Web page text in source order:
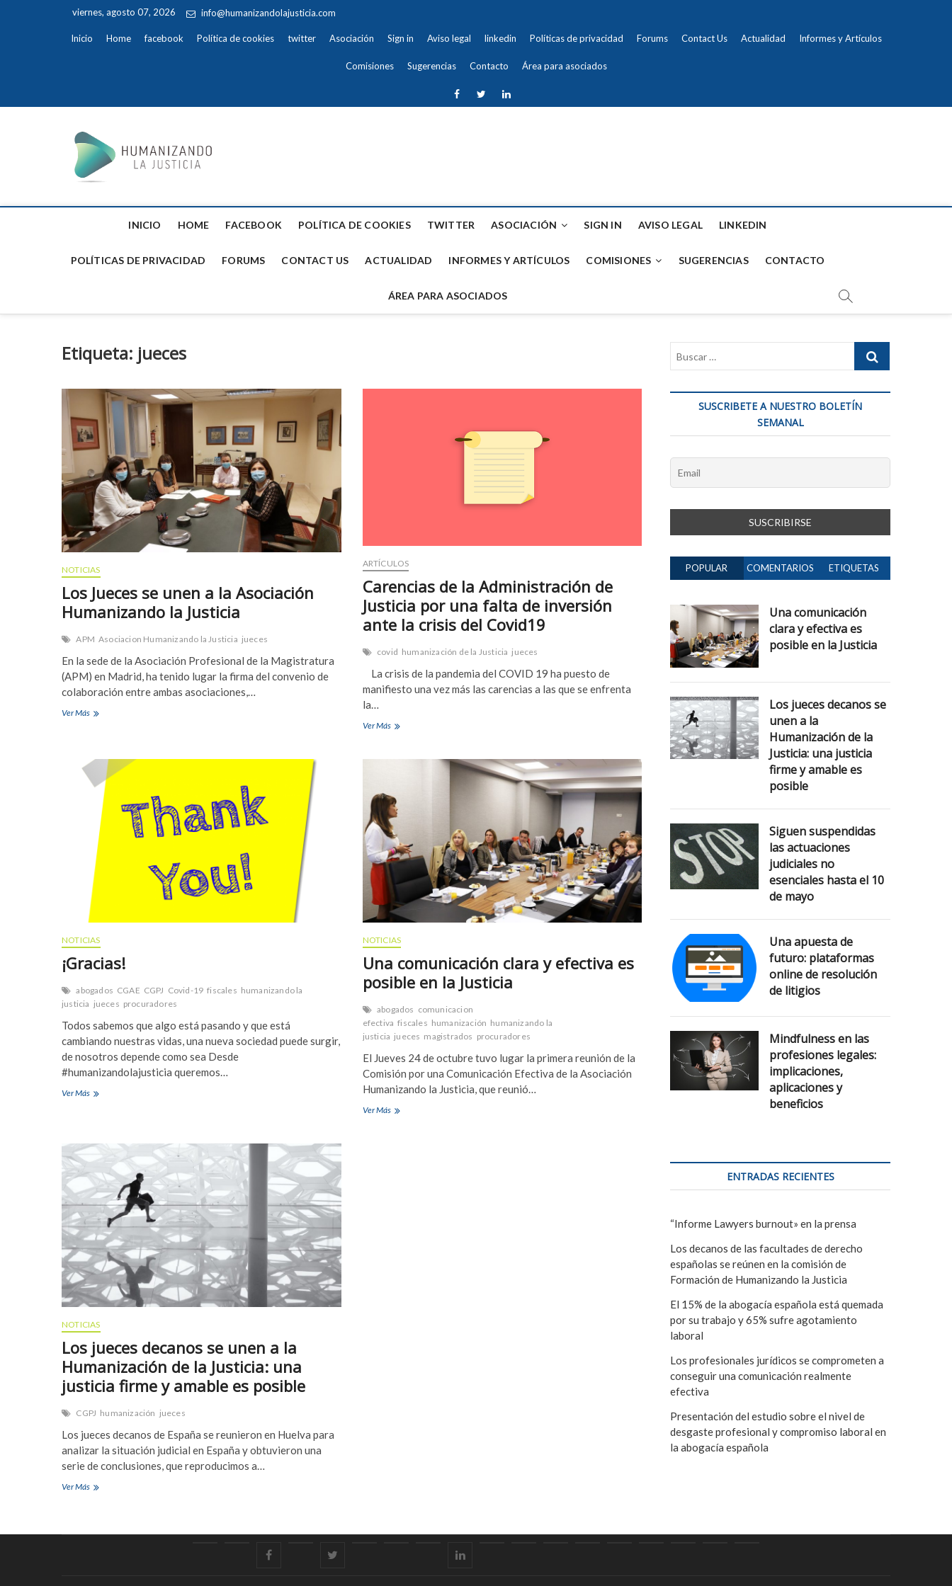
viernes, agosto 07, 2026 info@humanizandolajusticia.com
Inicio Home facebook Política de cookies twitter Asociación Sign in Aviso legal linkedin Políticas de privacidad Forums Contact Us Actualidad Informes y Artículos
Comisiones Sugerencias Contacto Área para asociados
Inicio
Home
facebookPolítica
twitterAsociación
Sign
Aviso
linkedin
INICIO HOME FACEBOOK POLÍTICA DE COOKIES TWITTER ASOCIACIÓN SIGN IN AVISO LEGAL LINKEDIN
POLÍTICAS DE PRIVACIDAD FORUMS CONTACT US ACTUALIDAD INFORMES Y ARTÍCULOS COMISIONES SUGERENCIAS CONTACTO
ÁREA PARA ASOCIADOS
Etiqueta: jueces
NOTICIAS
Los Jueces se unen a la Asociación
Humanizando la Justicia
APM Asociacion Humanizando la Justicia jueces
En la sede de la Asociación Profesional de la Magistratura
(APM) en Madrid, ha tenido lugar la firma del convenio de
colaboración entre ambas asociaciones,…
Ver MásLos
a
Asociación
Humanizando
Justicia
ARTÍCULOS
Carencias de la Administración de
Justicia por una falta de inversión
ante la crisis del Covid19
covid humanización de la Justicia jueces
La crisis de la pandemia del COVID 19 ha puesto de
manifiesto una vez más las carencias a las que se enfrenta
la…
Ver MásCarencias
Administración
por
una
falta
de
inversión
ante
la
del
Covid19
NOTICIAS
¡Gracias!
abogados CGAE CGPJ Covid-19 fiscales humanizando la
justicia jueces procuradores
Todos sabemos que algo está pasando y que está
cambiando nuestras vidas, una nueva sociedad puede surgir,
de nosotros depende como sea Desde
#humanizandolajusticia queremos…
Ver Más¡Gracias!
NOTICIAS
Una comunicación clara y efectiva es
posible en la Justicia
abogados comunicacion
efectiva fiscales humanización humanizando la
justicia jueces magistrados procuradores
El Jueves 24 de octubre tuvo lugar la primera reunión de la
Comisión por una Comunicación Efectiva de la Asociación
Humanizando la Justicia, que reunió…
Ver MásUna
NOTICIAS
Los jueces decanos se unen a la
Humanización de la Justicia: una
justicia firme y amable es posible
CGPJ humanización jueces
Los jueces decanos de España se reunieron en Huelva para
analizar la situación judicial en España y obtuvieron una
serie de conclusiones, que reproducimos a…
Ver MásLos
unen
SUSCRIBETE A NUESTRO BOLETÍN
SEMANAL
POPULAR COMENTARIOS ETIQUETAS
Una comunicación
clara y efectiva es
posible en la Justicia
Los jueces decanos se
unen a la
Humanización de la
Justicia: una justicia
firme y amable es
posible
Siguen suspendidas
las actuaciones
judiciales no
esenciales hasta el 10
de mayo
Una apuesta de
futuro: plataformas
online de resolución
de litigios
Mindfulness en las
profesiones legales:
implicaciones,
aplicaciones y
beneficios
ENTRADAS RECIENTES
“Informe Lawyers burnout» en la prensa
Los decanos de las facultades de derecho
españolas se reúnen en la comisión de
Formación de Humanizando la Justicia
El 15% de la abogacía española está quemada
por su trabajo y 65% sufre agotamiento
laboral
Los profesionales jurídicos se comprometen a
conseguir una comunicación realmente
efectiva
Presentación del estudio sobre el nivel de
desgaste profesional y compromiso laboral en
la abogacía española
facebookPolítica linkedin